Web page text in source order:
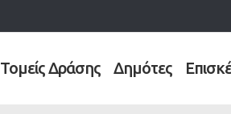
Τομείς Δράσης Δημότες